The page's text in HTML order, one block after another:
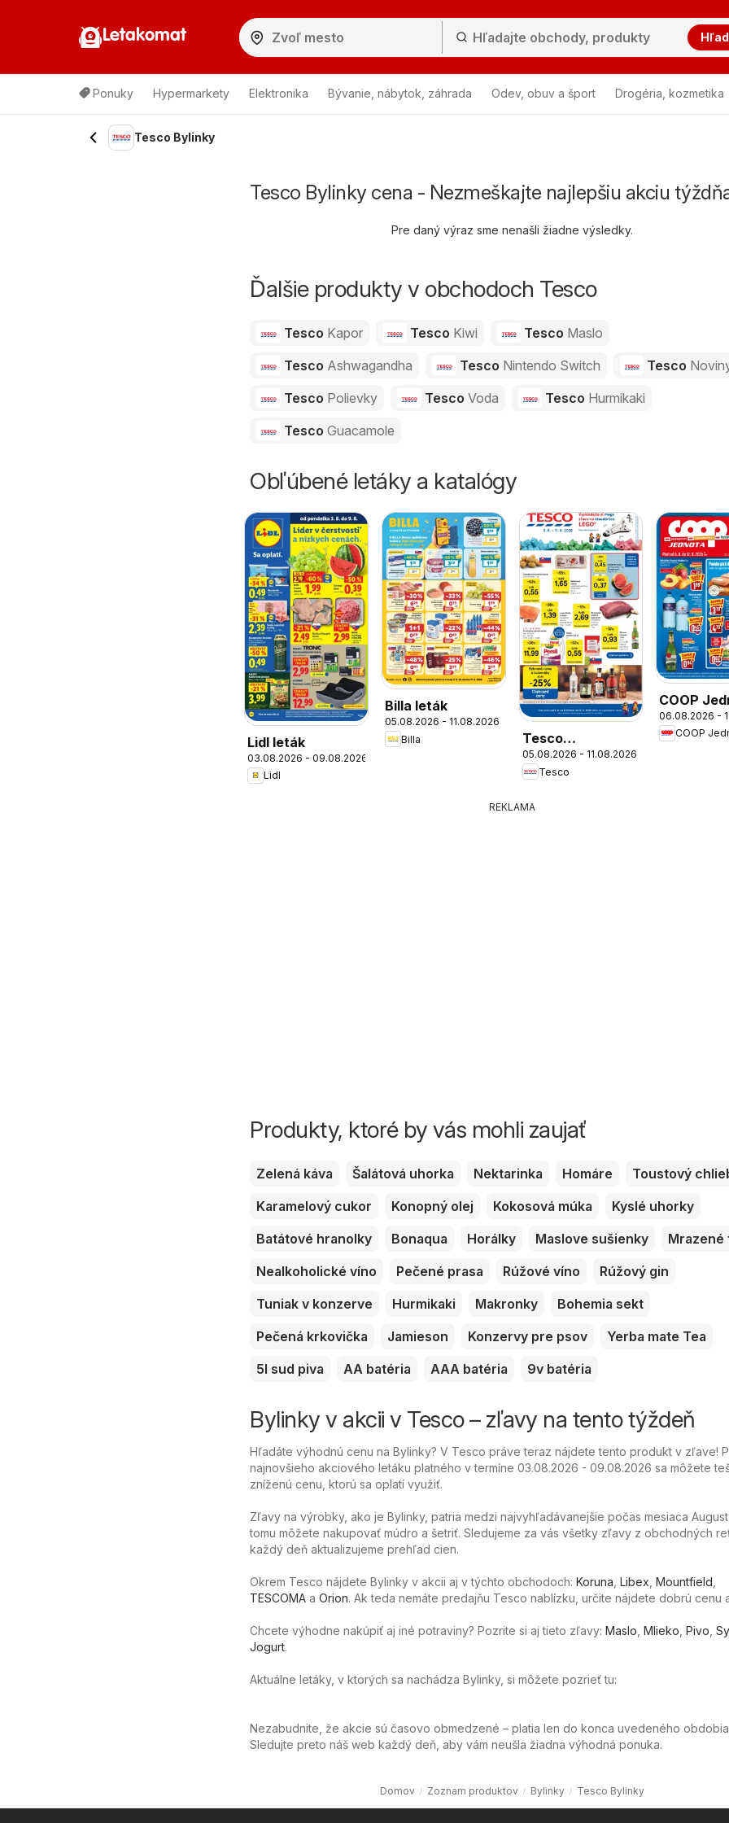
Letakomat
Ponuky Hypermarkety Elektronika Bývanie, nábytok, záhrada Odev, obuv a šport Drogéria, kozmetika
Tesco Bylinky
Tesco Bylinky cena - Nezmeškajte najlepšiu akciu
Pre daný výraz sme nenašli žiadne výsledky.
Ďalšie produkty v obchodoch Tesco
Tesco Kapor Tesco Kiwi Tesco Maslo
Tesco Ashwagandha Tesco Nintendo Switch Tesco
Tesco Polievky Tesco Voda Tesco Hurmikaki
Tesco Guacamole
Obľúbené letáky a katalógy
Lidl leták
03.08.2026 - 09.08.2026
Lidl
Billa leták
05.08.2026 - 11.08.2026
Billa
Tesco
Hypermarket -
leták
05.08.2026 - 11.08.2026
Tesco
COOP
leták
06.08.2026 -
COOP
REKLAMA
Produkty, ktoré by vás mohli zaujať
Zelená káva Šalátová uhorka Nektarinka Homáre
Toustový
Karamelový cukor
Konopný olej Kokosová múka
Kyslé uhorky
Batátové hranolky
Bonaqua Horálky Maslove sušienky
Mrazené
Nealkoholické víno
Pečené prasa Rúžové víno
Rúžový gin
Tuniak v konzerve
Hurmikaki Makronky
Bohemia sekt
Pečená krkovička
Jamieson Konzervy pre psov
Yerba mate Tea
5l sud piva
AA batéria AAA batéria 9v batéria
Bylinky v akcii v Tesco – zľavy na tento týždeň
Hľadáte výhodnú cenu na Bylinky? V Tesco práve teraz nájdete tento produkt v zľave!
najnovšieho akciového letáku platného v termíne 03.08.2026 - 09.08.2026 sa môžete
zníženú cenu, ktorú sa oplatí využiť.
Zľavy na výrobky, ako je Bylinky, patria medzi najvyhľadávanejšie počas mesiaca
tomu môžete nakupovať múdro a šetriť. Sledujeme za vás všetky zľavy z obchodných
každý deň aktualizujeme prehľad cien.
Okrem Tesco nájdete Bylinky v akcii aj v týchto obchodoch: Koruna Libex Mountfield
TESCOMA a Orion. Ak teda nemáte predajňu Tesco nablízku, určite nájdete dobrú cenu
Chcete výhodne nakúpiť aj iné potraviny? Pozrite si aj tieto zľavy: Maslo Mlieko Pivo
Jogurt.
Aktuálne letáky, v ktorých sa nachádza Bylinky, si môžete pozrieť tu:
Nezabudnite, že akcie sú časovo obmedzené – platia len do konca uvedeného
Sledujte preto náš web každý deň, aby vám neušla žiadna výhodná ponuka.
Domov Zoznam produktov Bylinky Tesco Bylinky